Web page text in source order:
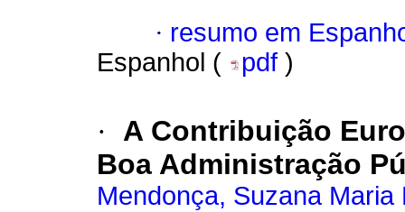
· resumo em
Espanhol (
pdf )
·
A Contribuição
Boa Administração
Mendonça, Suzana Maria